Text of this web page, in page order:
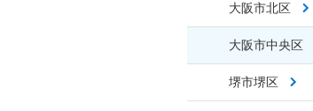
大阪市北区
大阪市中央区
堺市堺区